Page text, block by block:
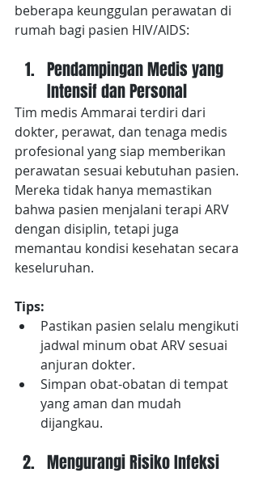
beberapa keunggulan perawatan di
rumah bagi pasien HIV/AIDS:
Pendampingan Medis yang
Intensif dan Personal
Tim medis Ammarai terdiri dari
dokter, perawat, dan tenaga medis
profesional yang siap memberikan
perawatan sesuai kebutuhan pasien.
Mereka tidak hanya memastikan
bahwa pasien menjalani terapi ARV
dengan disiplin, tetapi juga
memantau kondisi kesehatan secara
keseluruhan.
Tips:
Pastikan pasien selalu mengikuti
jadwal minum obat ARV sesuai
anjuran dokter.
Simpan obat-obatan di tempat
yang aman dan mudah
dijangkau.
Mengurangi Risiko Infeksi